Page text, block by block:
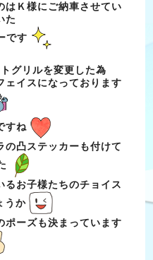
はＫ様にご納車させてい
た
です
グリルを変更した為
ェイスになっております
すね
の凸ステッカーも付けて
るお子様たちのチョイス
うか
ポーズも決まっています